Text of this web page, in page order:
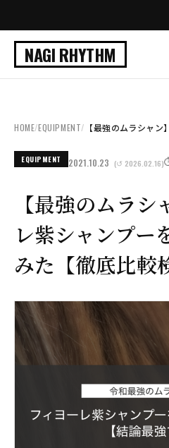
NAGI RHYTHM
HOME/EQUIPMENT/ 【最強のムラシャ
EQUIPMENT 2021.10.23 (↺ 2026.02.16)
【最強のムラ
レ紫シャンプー
みた【徹底比較